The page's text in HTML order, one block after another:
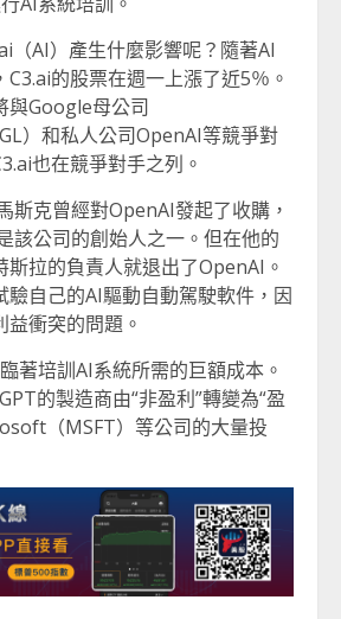
（AI）產生什麼影響呢？隨著AI
的股票在週一上漲了近5％。
與Google母公司
）和私人公司OpenAI等競爭對
也在競爭對手之列。
斯克曾經對OpenAI發起了收購，
該公司的創始人之一。但在他的
斯拉的負責人就退出了OpenAI。
驗自己的AI驅動自動駕駛軟件，因
益衝突的問題。
著培訓AI系統所需的巨額成本。
的製造商由“非盈利”轉變為“盈
（MSFT）等公司的大量投